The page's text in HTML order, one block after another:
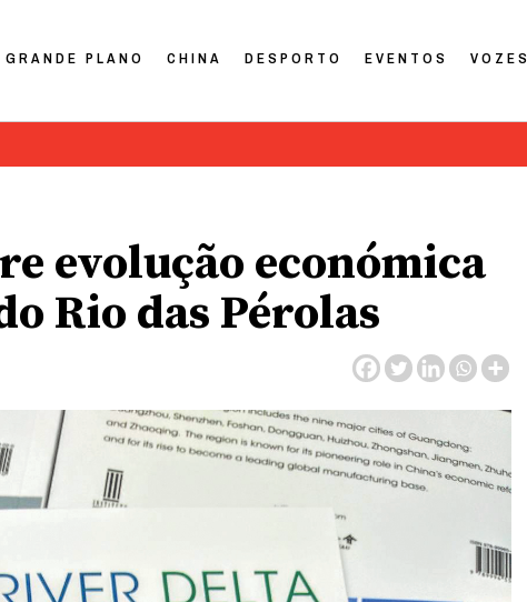
GRANDE PLANO CHINA DESPORTO EVENTOS VOZES
evolução económica
Rio das Pérolas